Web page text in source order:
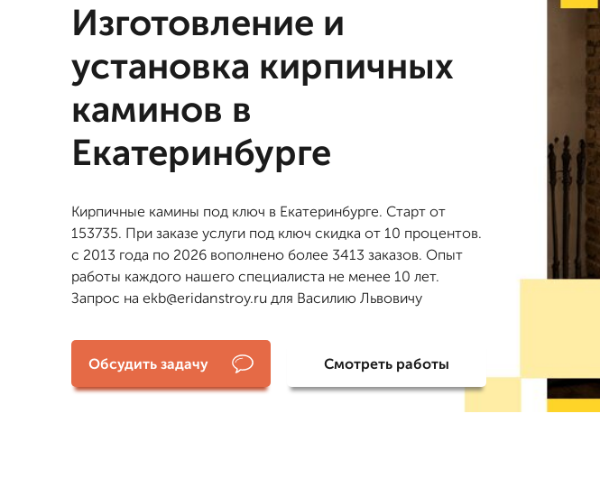
Изготовление и
установка кирпичных
каминов в
Екатеринбурге
Кирпичные камины под ключ в Екатеринбурге. Старт от
153735. При заказе услуги под ключ скидка от 10 процентов.
с 2013 года по 2026 вополнено более 3413 заказов. Опыт
работы каждого нашего специалиста не менее 10 лет.
Запрос на ekb@eridanstroy.ru для Василию Львовичу
Обсудить задачу Смотреть работы